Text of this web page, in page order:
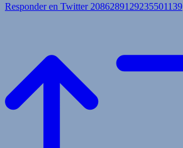
Responder en Twitter 2086289129235501139